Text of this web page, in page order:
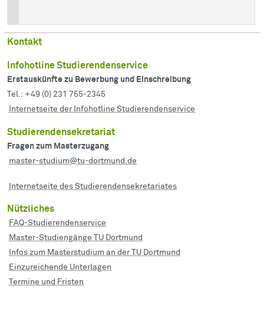
Kontakt
Infohotline Studierendenservice
Erstauskünfte zu Bewerbung und Einschreibung
Tel.: +49 (0) 231 755-2345
Internetseite der Infohotline Studierendenservice
Studierendensekretariat
Fragen zum Masterzugang
master-studium@tu-dortmund.de
Internetseite des Studierenden­sekretariates
Nützliches
FAQ-Studierendenservice
Master-Studiengänge TU Dortmund
Infos zum Masterstudium an der TU Dortmund
Einzureichende Unterlagen
Termine und Fristen